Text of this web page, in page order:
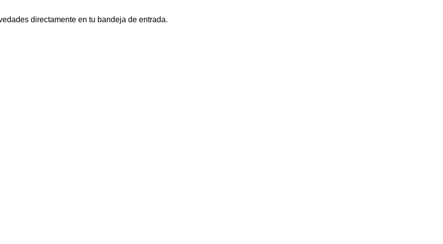
directamente en tu bandeja de entrada.